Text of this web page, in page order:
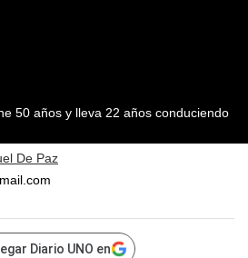
50 años y lleva 22 años conduciendo
De Paz
Diario UNO en